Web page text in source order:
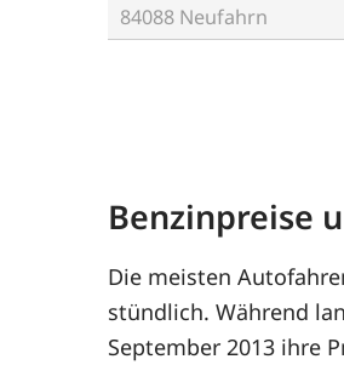
84088 Neufahrn
Benzinpreise
Die meisten
stündlich. Während
September 2013 ihre